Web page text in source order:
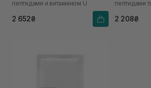
пептидами и витамином U
2 652₴
пептидами
2 208₴